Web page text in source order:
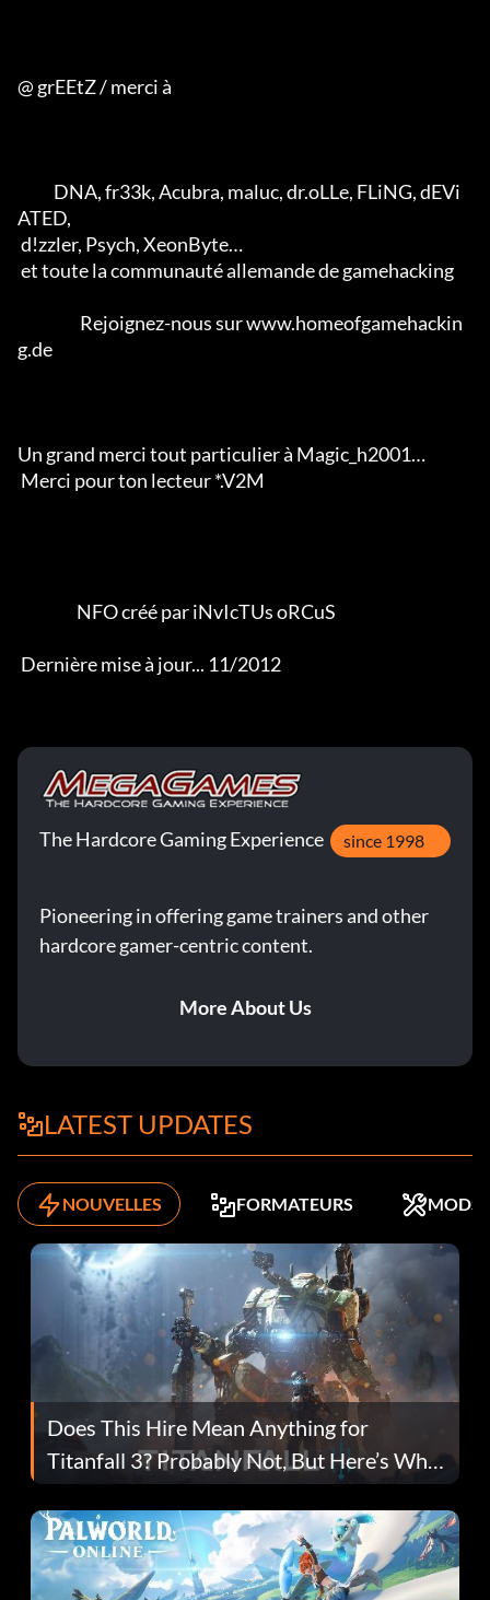
The Hardcore Gaming Experience since 1998
Pioneering in offering game trainers and other
hardcore gamer-centric content.
More About Us
LATEST UPDATES
NOUVELLES FORMATEURS MODS
Does This Hire Mean Anything for
Titanfall 3? Probably Not, But Here’s Why
Fans Are Hopeful